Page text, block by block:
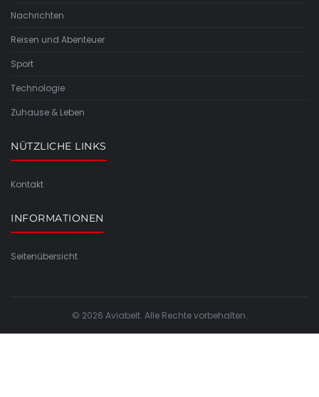
Nachrichten
Reisen und Abenteuer
Sport
Technologie
Zuhause & Leben
NÜTZLICHE LINKS
Kontakt
INFORMATIONEN
Seitenübersicht
© 2026 Aviabelt. Alle Rechte vorbehalten.